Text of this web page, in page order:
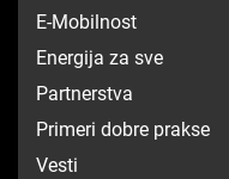
E-Mobilnost
Energija za sve
Partnerstva
Primeri dobre prakse
Vesti